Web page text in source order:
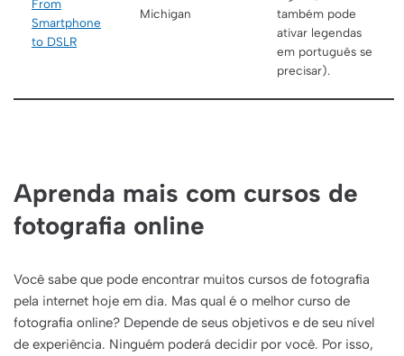
From
Smartphone
to DSLR
Michigan
também pode
ativar legendas
em português se
precisar).
Aprenda mais com cursos de
fotografia online
Você sabe que pode encontrar muitos cursos de fotografia
pela internet hoje em dia. Mas qual é o melhor curso de
fotografia online? Depende de seus objetivos e de seu nível
de experiência. Ninguém poderá decidir por você. Por isso,